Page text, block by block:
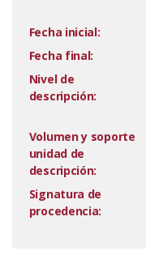
Fecha inicial:
Fecha final:
Nivel de
descripción:
Volumen y soporte
unidad de
descripción:
Signatura de
procedencia: